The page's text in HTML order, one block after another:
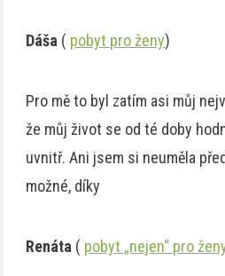
Dáša ( pobyt pro ženy)
Pro mě to byl zatím asi můj
že můj život se od té doby
uvnitř. Ani jsem si neuměla
možné, díky
Renáta ( pobyt „nejen“ pro